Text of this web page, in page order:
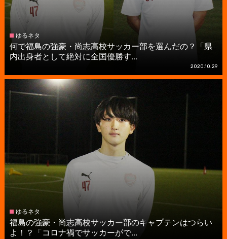
ゆるネタ
何で福島の強豪・尚志高校サッカー部を選んだの？「県
内出身者として絶対に全国優勝す...
2020.10.29
ゆるネタ
福島の強豪・尚志高校サッカー部のキャプテンはつらい
よ！？「コロナ禍でサッカーがで...